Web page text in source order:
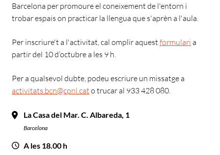
Barcelona per promoure el coneixement de l'entorn i
trobar espais on practicar la llengua que s'aprèn a l'aula.
Per inscriure't a l'activitat, cal omplir aquest formulari a
partir del 10 d’octubre a les 9 h.
Per a qualsevol dubte, podeu escriure un missatge a
activitats.bcn@cpnl.cat o trucar al 933 428 080.
La Casa del Mar. C. Albareda, 1
Barcelona
A les 18.00 h